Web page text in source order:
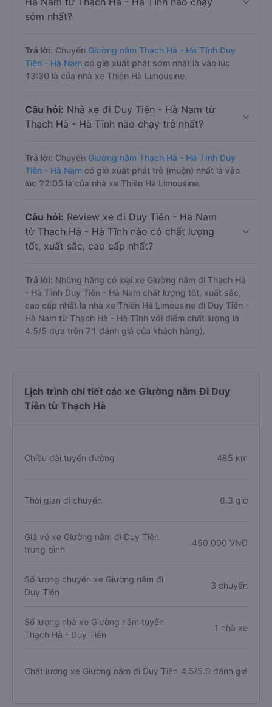
sớm nhất?
Trả lời: Chuyến Giường nằm Thạch Hà - Hà Tĩnh Duy
Tiên - Hà Nam có giờ xuất phát sớm nhất là vào lúc
13:30 là của nhà xe Thiên Hà Limousine.
Câu hỏi: Nhà xe đi Duy Tiên - Hà Nam từ
Thạch Hà - Hà Tĩnh nào chạy trễ nhất?
Trả lời: Chuyến Giường nằm Thạch Hà - Hà Tĩnh Duy
Tiên - Hà Nam có giờ xuất phát trễ (muộn) nhất là vào
lúc 22:05 là của nhà xe Thiên Hà Limousine.
Câu hỏi: Review xe đi Duy Tiên - Hà Nam
từ Thạch Hà - Hà Tĩnh nào có chất lượng
tốt, xuất sắc, cao cấp nhất?
Trả lời: Những hãng có loại xe Giường nằm đi Thạch Hà
- Hà Tĩnh Duy Tiên - Hà Nam chất lượng tốt, xuất sắc,
cao cấp nhất là nhà xe Thiên Hà Limousine đi Duy Tiên -
Hà Nam từ Thạch Hà - Hà Tĩnh với điểm chất lượng là
4.5/5 dựa trên 71 đánh giá của khách hàng).
Lịch trình chi tiết các xe Giường nằm Đi Duy
Tiên từ Thạch Hà
Chiều dài tuyến đường 485 km
Thời gian di chuyển 6.3 giờ
Giá vé xe Giường nằm đi Duy Tiên
trung bình
450.000 VNĐ
Số lượng chuyến xe Giường nằm đi
Duy Tiên
3 chuyến
Số lượng nhà xe Giường nằm tuyến
Thạch Hà - Duy Tiên
1 nhà xe
Chất lượng xe Giường nằm đi Duy Tiên 4.5/5.0 đánh giá